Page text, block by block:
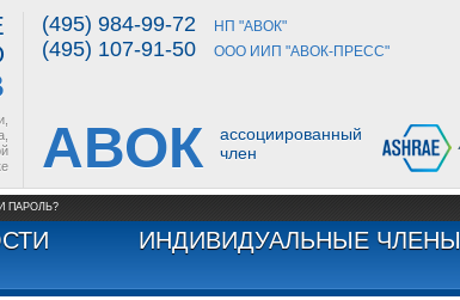
(495) 984-99-72 НП "АВОК"
(495) 107-91-50 ООО ИИП "АВОК-ПРЕСС"
АВОК
ассоциированный
член
ПАРОЛЬ?
ИНДИВИДУАЛЬНЫЕ ЧЛЕНЫ